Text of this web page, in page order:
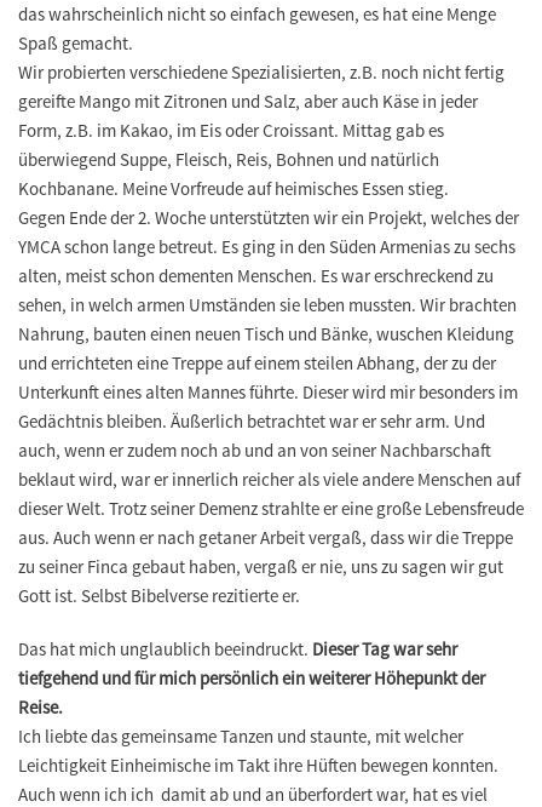
das wahrscheinlich nicht so einfach gewesen, es hat eine Menge
Spaß gemacht.
Wir probierten verschiedene Spezialisierten, z.B. noch nicht fertig
gereifte Mango mit Zitronen und Salz, aber auch Käse in jeder
Form, z.B. im Kakao, im Eis oder Croissant. Mittag gab es
überwiegend Suppe, Fleisch, Reis, Bohnen und natürlich
Kochbanane. Meine Vorfreude auf heimisches Essen stieg.
Gegen Ende der 2. Woche unterstützten wir ein Projekt, welches der
YMCA schon lange betreut. Es ging in den Süden Armenias zu sechs
alten, meist schon dementen Menschen. Es war erschreckend zu
sehen, in welch armen Umständen sie leben mussten. Wir brachten
Nahrung, bauten einen neuen Tisch und Bänke, wuschen Kleidung
und errichteten eine Treppe auf einem steilen Abhang, der zu der
Unterkunft eines alten Mannes führte. Dieser wird mir besonders im
Gedächtnis bleiben. Äußerlich betrachtet war er sehr arm. Und
auch, wenn er zudem noch ab und an von seiner Nachbarschaft
beklaut wird, war er innerlich reicher als viele andere Menschen auf
dieser Welt. Trotz seiner Demenz strahlte er eine große Lebensfreude
aus. Auch wenn er nach getaner Arbeit vergaß, dass wir die Treppe
zu seiner Finca gebaut haben, vergaß er nie, uns zu sagen wir gut
Gott ist. Selbst Bibelverse rezitierte er.
Das hat mich unglaublich beeindruckt. Dieser Tag war sehr
tiefgehend und für mich persönlich ein weiterer Höhepunkt der
Reise.
Ich liebte das gemeinsame Tanzen und staunte, mit welcher
Leichtigkeit Einheimische im Takt ihre Hüften bewegen konnten.
Auch wenn ich ich damit ab und an überfordert war, hat es viel